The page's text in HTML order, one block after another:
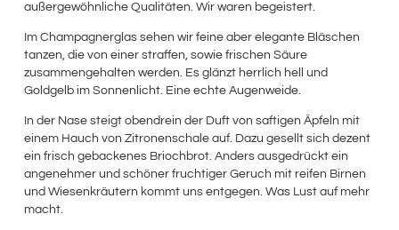
außergewöhnliche Qualitäten. Wir waren begeistert.
Im Champagnerglas sehen wir feine aber elegante Bläschen
tanzen, die von einer straffen, sowie frischen Säure
zusammengehalten werden. Es glänzt herrlich hell und
Goldgelb im Sonnenlicht. Eine echte Augenweide.
In der Nase steigt obendrein der Duft von saftigen Äpfeln mit
einem Hauch von Zitronenschale auf. Dazu gesellt sich dezent
ein frisch gebackenes Briochbrot. Anders ausgedrückt ein
angenehmer und schöner fruchtiger Geruch mit reifen Birnen
und Wiesenkräutern kommt uns entgegen. Was Lust auf mehr
macht.